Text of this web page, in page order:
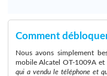
Comment
Nous avons simplement
mobile Alcatel OT-1009A et
qui a vendu le téléphone et